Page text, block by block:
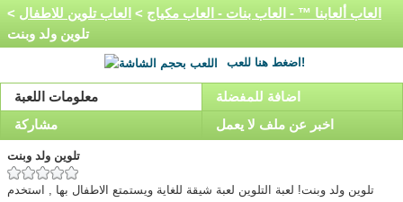
العاب ألعابنا ™ - العاب بنات - العاب مكياج > العاب تلوين للاطفال >
تلوين ولد وبنت
اضغط هنا للعب!
معلومات اللعبة
اضافة للمفضلة
مشاركة
اخبر عن ملف لا يعمل
تلوين ولد وبنت
تلوين ولد وبنت! لعبة التلوين لعبة شيقة للغاية ويستمتع الاطفال بها , استخدم